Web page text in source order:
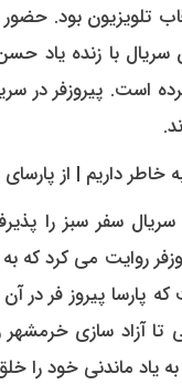
تلویزیون بود.
با زنده یاد
پیروزفر در
سریال سفر سبز را
روایت می کرد که
پارسا پیروز فر در
آزاد سازی خرمشهر
ماندنی خود را